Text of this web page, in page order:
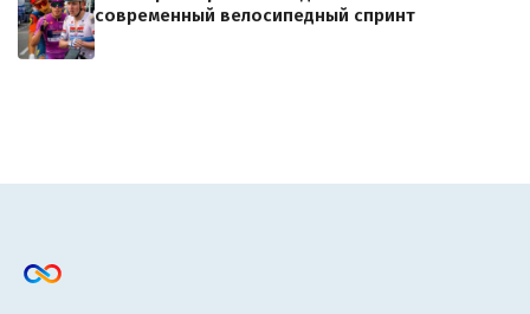
современный велосипедный спринт